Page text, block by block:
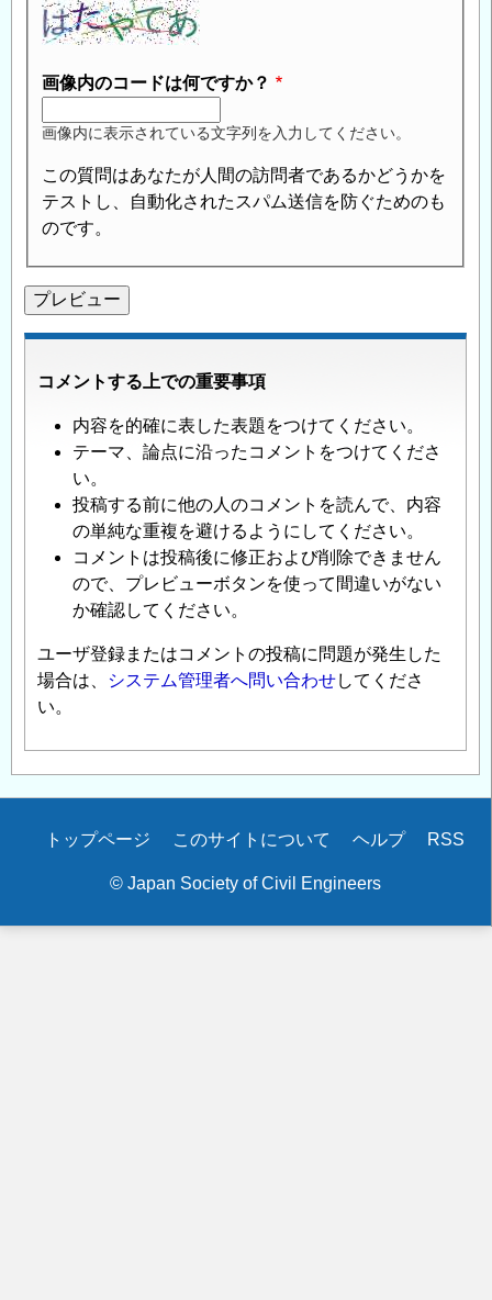
返
信
画像内のコードは何ですか？
画像内に表示されている文字列を入力してください。
この質問はあなたが人間の訪問者であるかどうかを
テストし、自動化されたスパム送信を防ぐためのも
のです。
コメントする上での重要事項
内容を的確に表した表題をつけてください。
テーマ、論点に沿ったコメントをつけてくださ
い。
投稿する前に他の人のコメントを読んで、内容
の単純な重複を避けるようにしてください。
コメントは投稿後に修正および削除できません
ので、プレビューボタンを使って間違いがない
か確認してください。
ユーザ登録またはコメントの投稿に問題が発生した
場合は、
システム管理者へ問い合わせしてくださ
い。
Secondary
トップページ このサイトについて ヘルプ RSS
© Japan Society of Civil Engineers